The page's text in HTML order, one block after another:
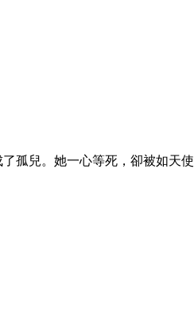
孤兒。她一心等死，卻被如天